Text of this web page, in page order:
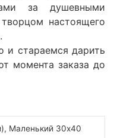
за душевными
настоящего
и стараемся дарить
момента заказа до
Маленький 30х40